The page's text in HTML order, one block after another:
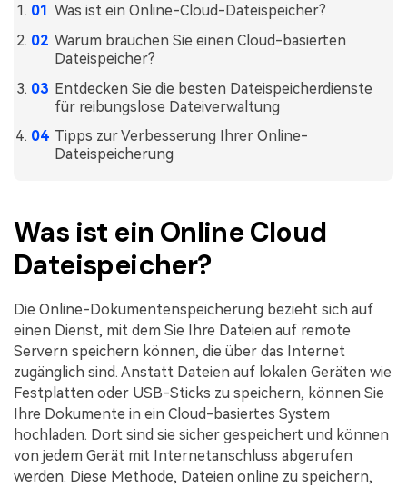
Was ist ein Online-Cloud-Dateispeicher?
Warum brauchen Sie einen Cloud-basierten
Dateispeicher?
Entdecken Sie die besten Dateispeicherdienste
für reibungslose Dateiverwaltung
Tipps zur Verbesserung Ihrer Online-
Dateispeicherung
Was ist ein Online Cloud
Dateispeicher?
Die Online-Dokumentenspeicherung bezieht sich auf
einen Dienst, mit dem Sie Ihre Dateien auf remote
Servern speichern können, die über das Internet
zugänglich sind. Anstatt Dateien auf lokalen Geräten wie
Festplatten oder USB-Sticks zu speichern, können Sie
Ihre Dokumente in ein Cloud-basiertes System
hochladen. Dort sind sie sicher gespeichert und können
von jedem Gerät mit Internetanschluss abgerufen
werden. Diese Methode, Dateien online zu speichern,